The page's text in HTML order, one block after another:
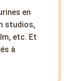
en
studios,
etc. Et
à